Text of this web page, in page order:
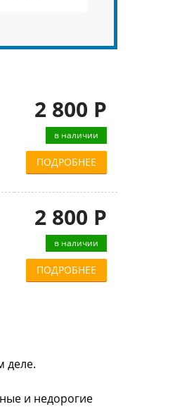
2 800 Р
в наличии
ПОДРОБНЕЕ
2 800 Р
в наличии
ПОДРОБНЕЕ
деле.
и недорогие